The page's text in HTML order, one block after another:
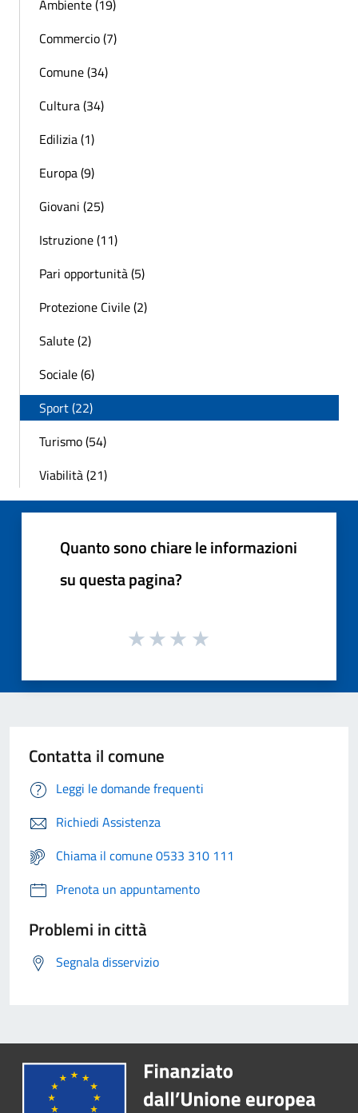
Ambiente (19)
Commercio (7)
Comune (34)
Cultura (34)
Edilizia (1)
Europa (9)
Giovani (25)
Istruzione (11)
Pari opportunità (5)
Protezione Civile (2)
Salute (2)
Sociale (6)
Sport (22)
Turismo (54)
Viabilità (21)
Quanto sono chiare le informazioni
su questa pagina?
Contatta il comune
Leggi le domande frequenti
Richiedi Assistenza
Chiama il comune 0533 310 111
Prenota un appuntamento
Problemi in città
Segnala disservizio